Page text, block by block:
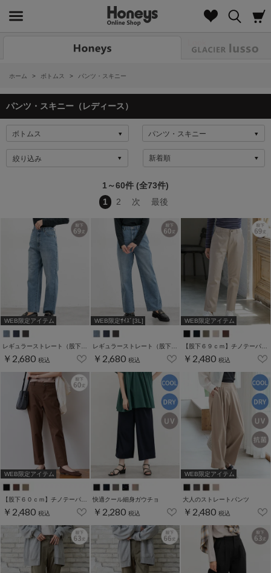
ホーム > ボトムス > パンツ・スキニー
パンツ・スキニー（レディース）
絞り込み
1～60件 (全73件)
1
2 次 最後
WEB限定アイテム
￥2,680 税込
WEB限定ｻｲｽﾞ[3L]
￥2,680 税込
WEB限定アイテム
￥2,480 税込
WEB限定アイテム
￥2,480 税込
快適クール細身ガウチョ
￥2,280 税込
WEB限定アイテム
大人のストレートパンツ
￥2,480 税込